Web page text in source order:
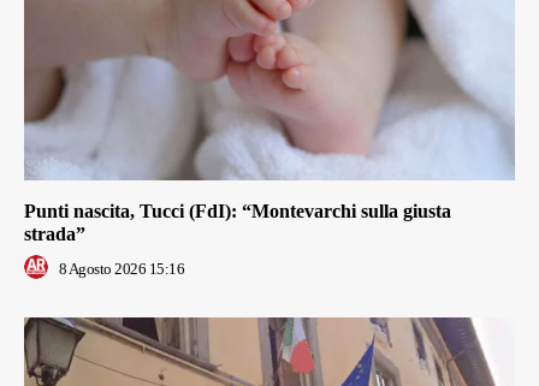
Punti nascita, Tucci (FdI): “Montevarchi sulla giusta
strada”
8 Agosto 2026 15:16